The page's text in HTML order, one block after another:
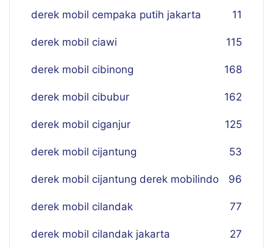
derek mobil cempaka putih jakarta 11
derek mobil ciawi 115
derek mobil cibinong 168
derek mobil cibubur 162
derek mobil ciganjur 125
derek mobil cijantung 53
derek mobil cijantung derek mobilindo 96
derek mobil cilandak 77
derek mobil cilandak jakarta 27